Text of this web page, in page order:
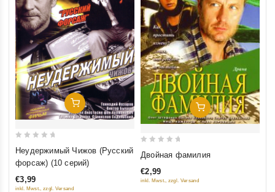
Добавить В Корзину
out
5
Неудержимый Чижов (Русский
форсаж) (10 серий)
€3,99
inkl. Mwst., zzgl. Versand
Добавить В Корзину
out
of
Двойная фамилия
€2,99
inkl. Mwst., zzgl. Versand